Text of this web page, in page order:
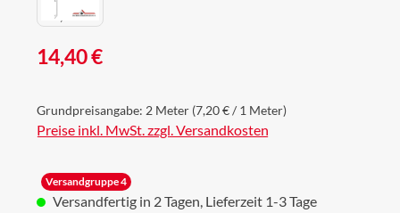
Regulärer Preis:
14,40 €
Grundpreisangabe: 2 Meter (7,20 € / 1 Meter)
Preise inkl. MwSt. zzgl. Versandkosten
Versandgruppe 4
Versandfertig in 2 Tagen, Lieferzeit 1-3 Tage